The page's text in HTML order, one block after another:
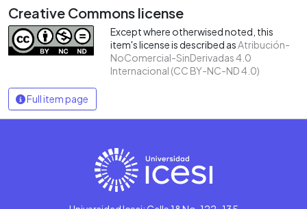
Creative Commons license
Except where otherwised noted, this
item's license is described asAtribución-
NoComercial-SinDerivadas 4.0
Internacional (CC BY-NC-ND 4.0)
Full item page